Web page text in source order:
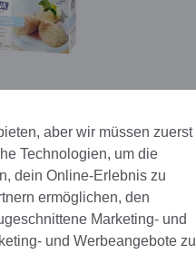
170g
102.90
aber wir müssen zuerst
Technologien, um die
dein Online-Erlebnis zu
ermöglichen, den
Marketing- und
und Werbeangebote zu